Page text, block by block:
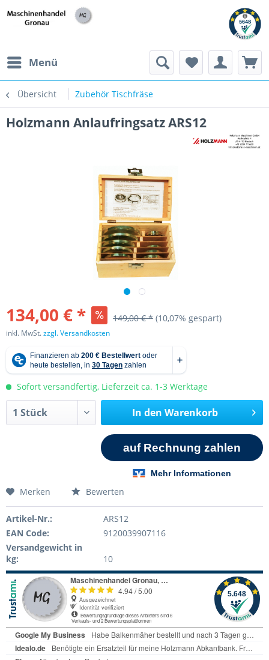
Menü
Übersicht Zubehör Tischfräse
Holzmann Anlaufringsatz ARS12
134,00 € * 149,00 € * (10,07% gespart)
inkl. MwSt.zzgl. Versandkosten
Sofort versandfertig, Lieferzeit ca. 1-3 Werktage
In den Warenkorb
Merken Bewerten
Artikel-Nr.:
ARS12
EAN Code:
9120039907116
Versandgewicht in
kg:
10